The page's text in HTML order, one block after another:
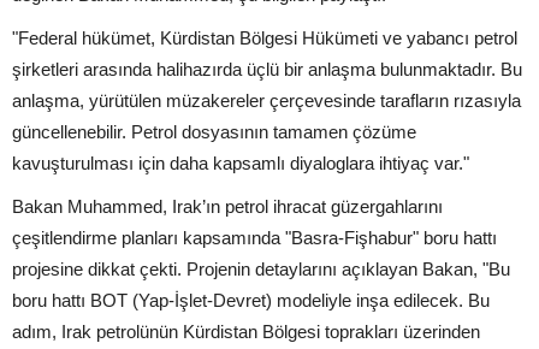
"Federal hükümet, Kürdistan Bölgesi Hükümeti ve yabancı petrol
şirketleri arasında halihazırda üçlü bir anlaşma bulunmaktadır. Bu
anlaşma, yürütülen müzakereler çerçevesinde tarafların rızasıyla
güncellenebilir. Petrol dosyasının tamamen çözüme
kavuşturulması için daha kapsamlı diyaloglara ihtiyaç var."
Bakan Muhammed, Irak’ın petrol ihracat güzergahlarını
çeşitlendirme planları kapsamında "Basra-Fişhabur" boru hattı
projesine dikkat çekti. Projenin detaylarını açıklayan Bakan, "Bu
boru hattı BOT (Yap-İşlet-Devret) modeliyle inşa edilecek. Bu
adım, Irak petrolünün Kürdistan Bölgesi toprakları üzerinden